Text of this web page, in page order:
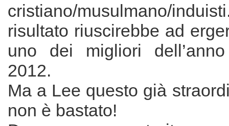
cristiano/musulmano/
risultato riuscirebbe ad
uno dei migliori
2012.
Ma a Lee questo già
non è bastato!